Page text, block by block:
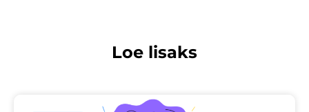
Loe lisaks